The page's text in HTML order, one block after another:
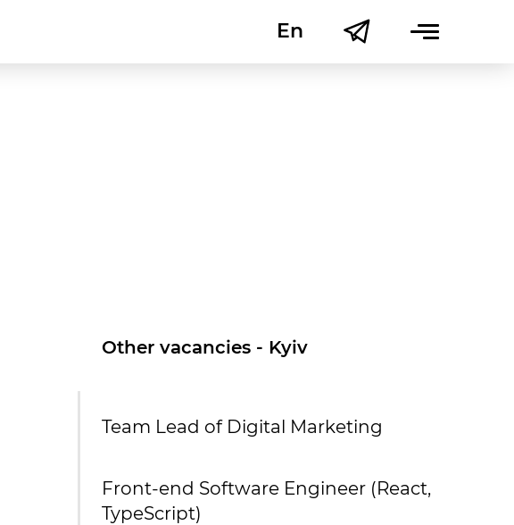
En
Uk
Other vacancies - Kyiv
Team Lead of Digital Marketing
Front-end Software Engineer (React,
TypeScript)